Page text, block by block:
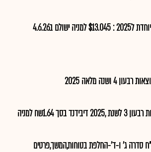
ב4.6.26
1.64שח למניה
סדרה ג' ו-ד'-החלפת בטוחות,המשך,פרטים